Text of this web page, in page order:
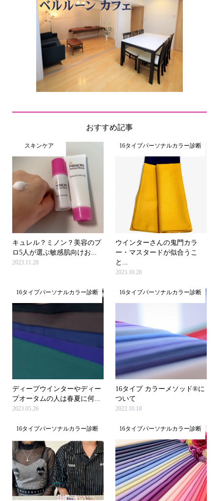
おすすめ記事
スキンケア
キュレル？ミノン？美容のプ
ロ5人が選ぶ敏感肌向けお...
2023.11.28
16タイプパーソナルカラー診断
ウインターさんの鬼門カラ
ー・マスタードが似合うこ
と...
2023.10.28
16タイプパーソナルカラー診断
ディープウインターやディー
プオータムの人は春夏に何...
2023.05.26
16タイプパーソナルカラー診断
16タイプ カラーメソッド®に
ついて
2022.10.18
16タイプパーソナルカラー診断 16タイプパーソナルカラー診断